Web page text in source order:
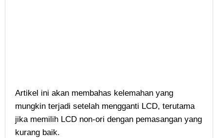
Artikel ini akan membahas kelemahan yang
mungkin terjadi setelah mengganti LCD, terutama
jika memilih LCD non-ori dengan pemasangan yang
kurang baik.